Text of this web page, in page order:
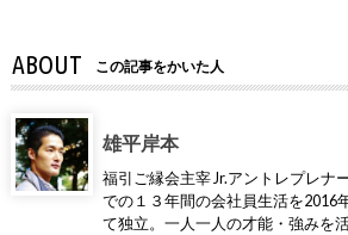
ABOUT この記事をかいた人
雄平岸本
福引ご縁会主宰 Jr.アントレプレナ
での１３年間の会社員生活を2016
て独立。一人一人の才能・強みを